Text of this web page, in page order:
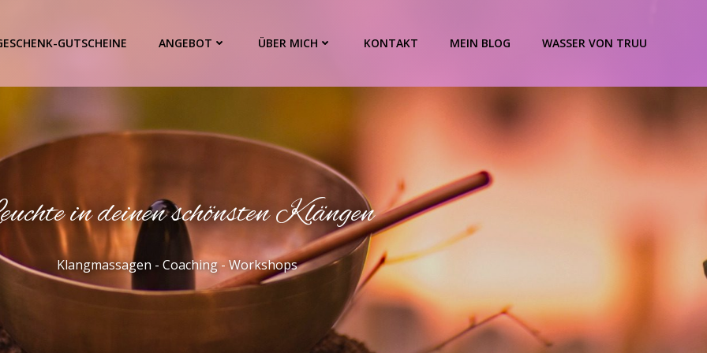
GUTSCHEINE ANGEBOT ÜBER MICH KONTAKT MEIN BLOG WASSER VON TRUU
in deinen schönsten Klängen
Klangmassagen - Coaching - Workshops